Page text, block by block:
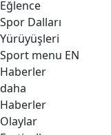
Eğlence
Spor Dalları
Yürüyüşleri
Sport menu EN
Haberler
daha
Haberler
Olaylar